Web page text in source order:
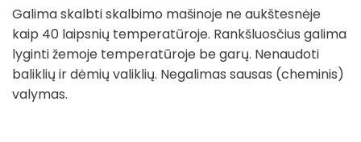
Galima skalbti skalbimo mašinoje ne aukštesnėje
kaip 40 laipsnių temperatūroje. Rankšluosčius galima
lyginti žemoje temperatūroje be garų. Nenaudoti
baliklių ir dėmių valiklių. Negalimas sausas (cheminis)
valymas.